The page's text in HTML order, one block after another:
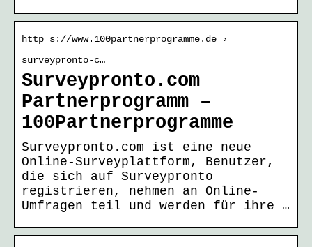
http s://www.100partnerprogramme.de ›
surveypronto-c…
Surveypronto.com
Partnerprogramm –
100Partnerprogramme
Surveypronto.com ist eine neue
Online-Surveyplattform, Benutzer,
die sich auf Surveypronto
registrieren, nehmen an Online-
Umfragen teil und werden für ihre …